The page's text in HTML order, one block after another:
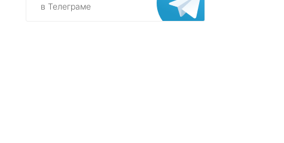
в Телеграме